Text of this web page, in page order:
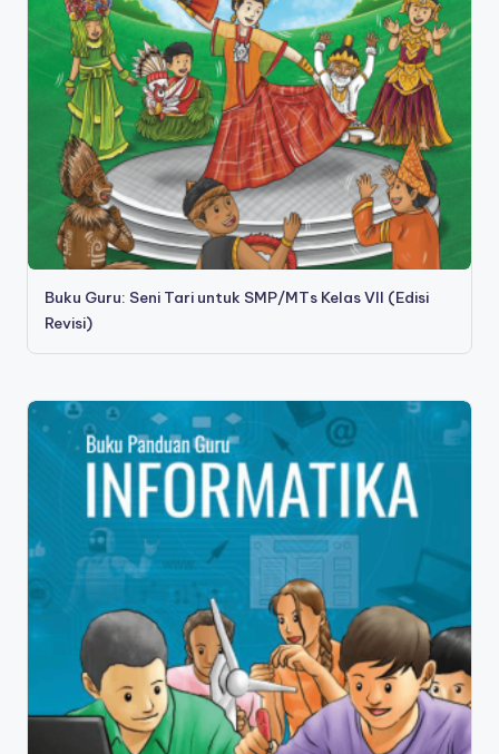
Buku Guru: Seni Tari untuk SMP/MTs Kelas VII (Edisi
Revisi)